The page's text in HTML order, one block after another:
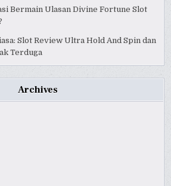
Bermain Ulasan Divine Fortune Slot
Slot Review Ultra Hold And Spin dan
Terduga
Archives